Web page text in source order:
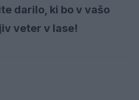
darilo, ki bo v vašo
veter v lase!